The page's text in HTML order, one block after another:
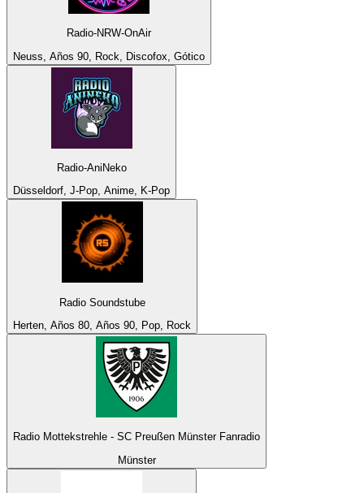
Radio-NRW-OnAir
Neuss, Años 90, Rock, Discofox, Gótico
Radio-AniNeko
Düsseldorf, J-Pop, Anime, K-Pop
Radio Soundstube
Herten, Años 80, Años 90, Pop, Rock
Radio Mottekstrehle - SC Preußen Münster Fanradio
Münster